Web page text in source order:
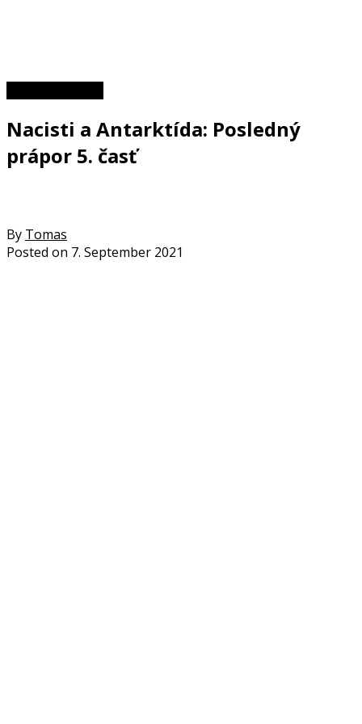
Nacisti a Antarktída: Posledný
prápor 5. časť
By Tomas
Posted on 7. September 2021